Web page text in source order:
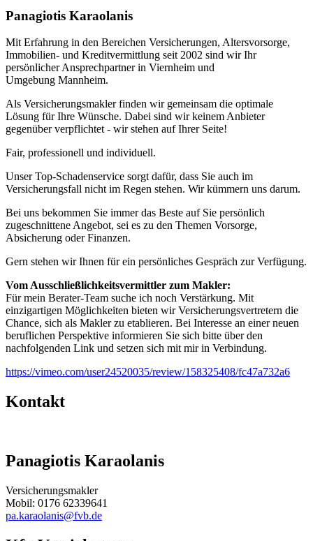
Panagiotis Karaolanis
Mit Erfahrung in den Bereichen Versicherungen, Altersvorsorge,
Immobilien- und Kreditvermittlung seit 2002 sind wir Ihr
persönlicher Ansprechpartner in Viernheim und
Umgebung Mannheim.
Als Versicherungsmakler finden wir gemeinsam die optimale
Lösung für Ihre Wünsche. Dabei sind wir keinem Anbieter
gegenüber verpflichtet - wir stehen auf Ihrer Seite!
Fair, professionell und individuell.
Unser Top-Schadenservice sorgt dafür, dass Sie auch im
Versicherungsfall nicht im Regen stehen. Wir kümmern uns darum.
Bei uns bekommen Sie immer das Beste auf Sie persönlich
zugeschnittene Angebot, sei es zu den Themen Vorsorge,
Absicherung oder Finanzen.
Gern stehen wir Ihnen für ein persönliches Gespräch zur Verfügung.
Vom Ausschließlichkeitsvermittler zum Makler:
Für mein Berater-Team suche ich noch Verstärkung. Mit
einzigartigen Möglichkeiten bieten wir Versicherungsvertretern die
Chance, sich als Makler zu etablieren. Bei Interesse an einer neuen
beruflichen Perspektive informieren Sie sich bitte über den
nachfolgenden Link und setzen sich mit mir in Verbindung.
https://vimeo.com/user24520035/review/158325408/fc47a732a6
Kontakt
Panagiotis Karaolanis
Versicherungsmakler
Mobil: 0176 62339641
pa.karaolanis@fvb.de